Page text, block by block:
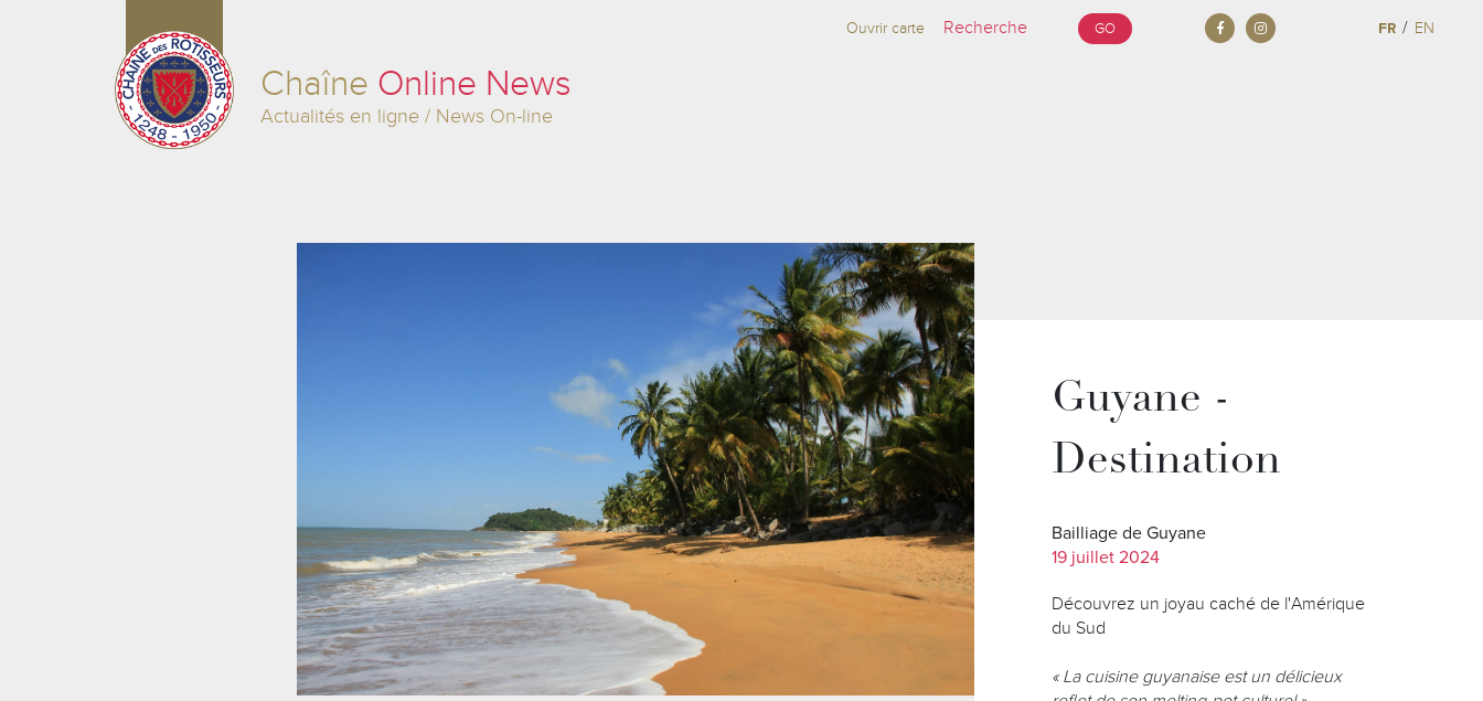
Chaîne Online News
Actualités en ligne / News On-line
Ouvrir carte GO FR / EN
Guyane -
Destination
Bailliage de Guyane
19 juillet 2024
Découvrez un joyau caché de l'Amérique
du Sud
« La cuisine guyanaise est un délicieux